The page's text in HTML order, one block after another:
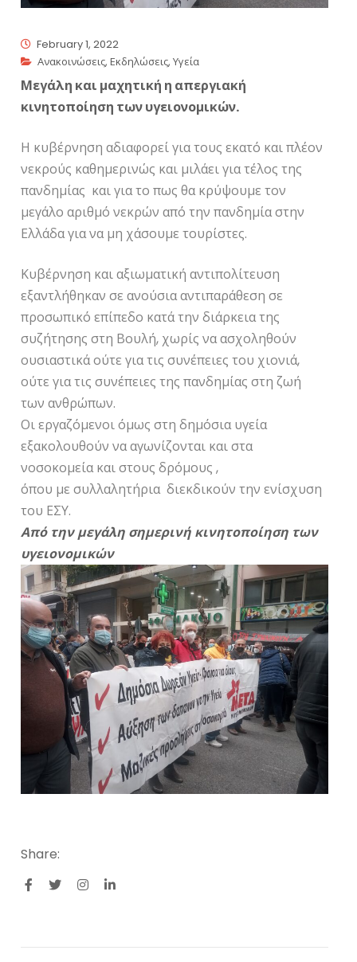
February 1, 2022
Ανακοινώσεις,Εκδηλώσεις,Υγεία
Μεγάλη και μαχητική η απεργιακή
κινητοποίηση των υγειονομικών.
Η κυβέρνηση αδιαφορεί για τους εκατό και πλέον
νεκρούς καθημερινώς και μιλάει για τέλος της
πανδημίας και για το πως θα κρύψουμε τον
μεγάλο αριθμό νεκρών από την πανδημία στην
Ελλάδα για να μη χάσουμε τουρίστες.
Κυβέρνηση και αξιωματική αντιπολίτευση
εξαντλήθηκαν σε ανούσια αντιπαράθεση σε
προσωπικό επίπεδο κατά την διάρκεια της
συζήτησης στη Βουλή, χωρίς να ασχοληθούν
ουσιαστικά ούτε για τις συνέπειες του χιονιά,
ούτε για τις συνέπειες της πανδημίας στη ζωή
των ανθρώπων.
Οι εργαζόμενοι όμως στη δημόσια υγεία
εξακολουθούν να αγωνίζονται και στα
νοσοκομεία και στους δρόμους ,
όπου με συλλαλητήρια διεκδικούν την ενίσχυση
του ΕΣΥ.
Από την μεγάλη σημερινή κινητοποίηση των
υγειονομικών
Share: